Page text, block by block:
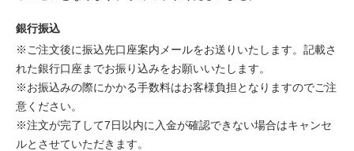
銀行振込
※ご注文後に振込先口座案内メールをお送りいたします。記載さ
れた銀行口座までお振り込みをお願いいたします。
※お振込みの際にかかる手数料はお客様負担となりますのでご注
意ください。
※注文が完了して7日以内に入金が確認できない場合はキャンセ
ルとさせていただきます。